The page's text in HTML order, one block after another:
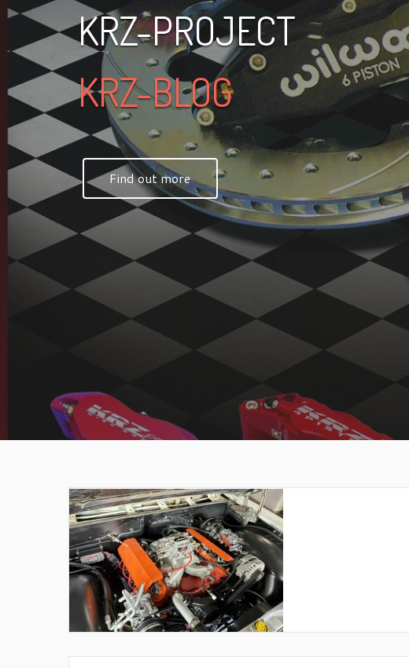
KRZ-PROJECT
KRZ-BLOG
Find out more